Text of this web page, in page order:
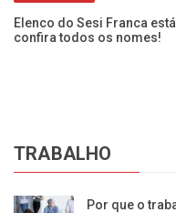
Elenco do Sesi Franca
confira todos os nomes!
TRABALHO
Por que o